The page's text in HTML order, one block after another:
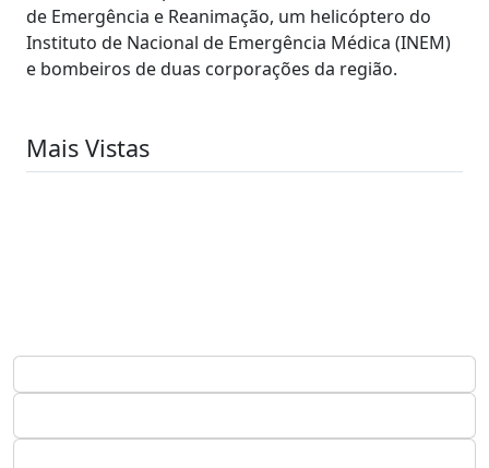
de Emergência e Reanimação, um helicóptero do
Instituto de Nacional de Emergência Médica (INEM)
e bombeiros de duas corporações da região.
Mais Vistas